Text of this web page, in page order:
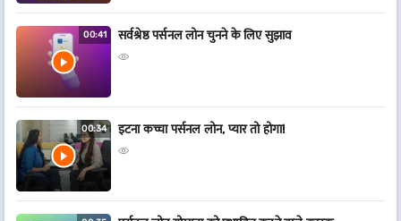
00:41 सर्वश्रेष्ठ पर्सनल लोन चुनने के लिए सुझाव
00:34 इटना कच्चा पर्सनल लोन, प्यार तो होगा!